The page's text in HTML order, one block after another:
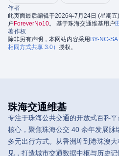
作者
此页面最后编辑于2026年7月24日 (星期
户 ForeverNo10。 基于珠海交通维基用户
著作权
除非另有声明，本网站内容采用 BY-NC-
相同方式共享 3.0） 授权。
珠海交通维基
专注于珠海公共交通的开放式百科
核心，聚焦珠海公交 40 余年发展脉
多元出行方式。从香洲埠到港珠澳
见，打造城市交通数据中枢与历史记